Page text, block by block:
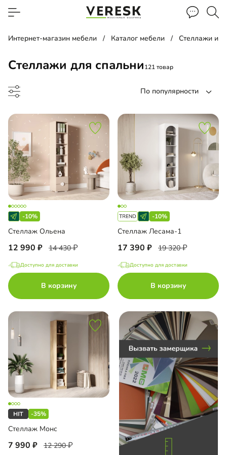
Интернет-магазин мебели Каталог мебели Стеллажи и
Стеллажи для спальни121 товар
По популярности
библиотека
стеллаж
до
до
до
-10%
Стеллаж Ольена
12 990 14 430
Доступно для доставки
В корзину
-10%
Стеллаж Лесама-1
17 390 19 320
Доступно для доставки
В корзину
-35%
Стеллаж Монс
7 990 12 290